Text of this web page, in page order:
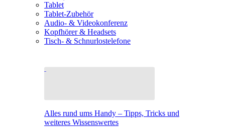
Tablet
Tablet-Zubehör
Audio- & Videokonferenz
Kopfhörer & Headsets
Tisch- & Schnurlostelefone
Alles rund ums Handy – Tipps, Tricks und
weiteres Wissenswertes